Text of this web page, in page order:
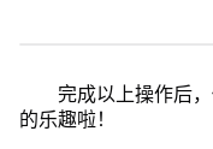
完成以上操作后
的乐趣啦！